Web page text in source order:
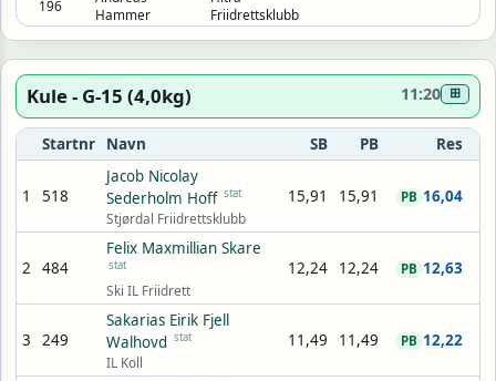
196
Hammer
Friidrettsklubb
Kule - G-15 (4,0kg) 11:20 ⊞
Startnr Navn SB PB Res
1 518
Jacob Nicolay
Sederholm Hoff stat
Stjørdal Friidrettsklubb
15,91 15,91 16,04
PB
2 484
Felix Maxmillian Skare
stat
Ski IL Friidrett
12,24 12,24 12,63
PB
3 249
Sakarias Eirik Fjell
Walhovd stat
IL Koll
11,49 11,49 12,22
PB